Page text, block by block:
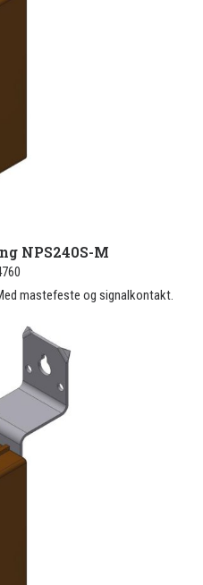
NPS240S-M
mastefeste og signalkontakt.